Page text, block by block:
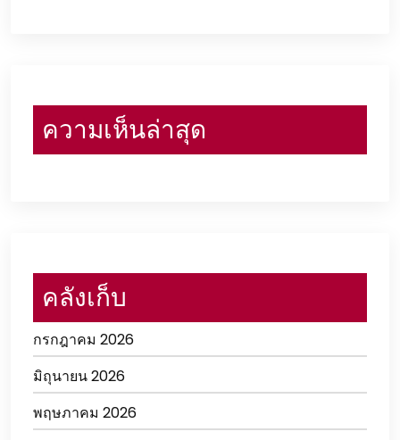
ความเห็นล่าสุด
คลังเก็บ
กรกฎาคม 2026
มิถุนายน 2026
พฤษภาคม 2026